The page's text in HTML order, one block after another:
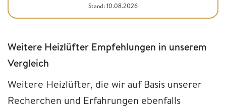
Stand: 10.08.2026
Weitere Heizlüfter Empfehlungen in unserem
Vergleich
Weitere Heizlüfter, die wir auf Basis unserer
Recherchen und Erfahrungen ebenfalls